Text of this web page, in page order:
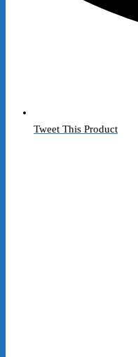
Tweet This Product